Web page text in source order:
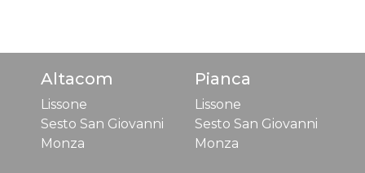
Altacom
Lissone
Sesto San Giovanni
Monza
Pianca
Lissone
Sesto San Giovanni
Monza